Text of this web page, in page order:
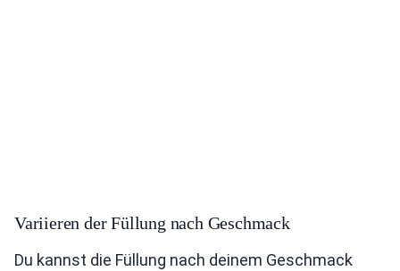
Variieren der Füllung nach Geschmack
Du kannst die Füllung nach deinem Geschmack